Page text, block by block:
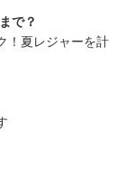
で？
！夏レジャーを計